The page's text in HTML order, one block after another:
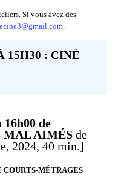
Si vous avez des
15H30 : CINÉ
16h00 de
MAL AIMÉSde
2024, 40 min.]
COURTS-MÉTRAGES